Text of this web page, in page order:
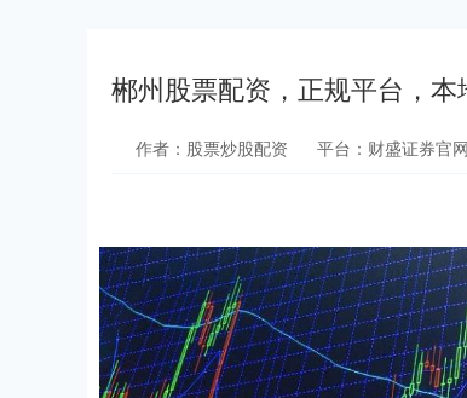
郴州股票配资，正规平台，
作者：股票炒股配资 平台：财盛证券官网